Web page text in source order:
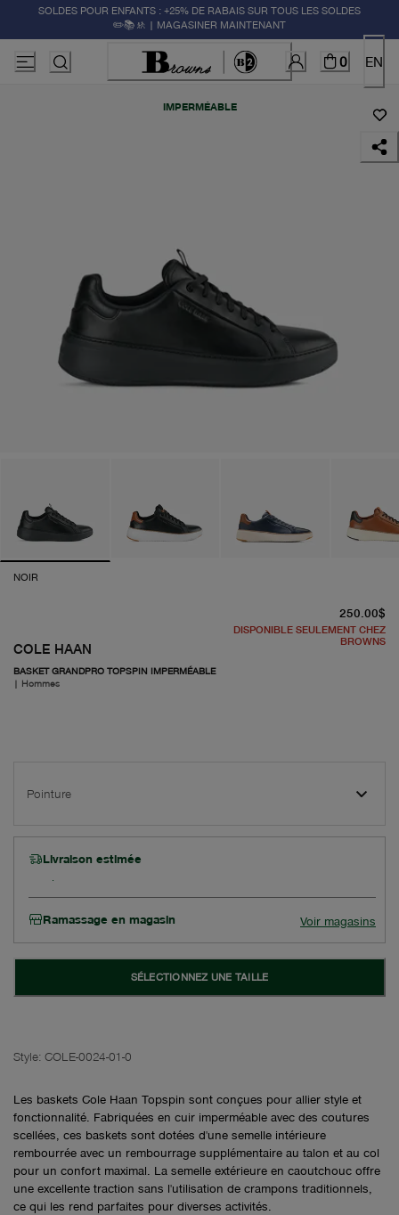
SOLDES POUR ENFANTS : +25% DE RABAIS SUR TOUS LES SOLDES
✏️📚🚸 | MAGASINER MAINTENANT
0 EN
IMPERMÉABLE
NOIR
COLE HAAN
BASKET GRANDPRO TOPSPIN IMPERMÉABLE
| Hommes
250.00$
DISPONIBLE SEULEMENT CHEZ
BROWNS
Pointure
Livraison estimée
Ramassage en magasin Voir magasins
SÉLECTIONNEZ UNE TAILLE
Style: COLE-0024-01-0
Les baskets Cole Haan Topspin sont conçues pour allier style et
fonctionnalité. Fabriquées en cuir imperméable avec des coutures
scellées, ces baskets sont dotées d'une semelle intérieure
rembourrée avec un rembourrage supplémentaire au talon et au col
pour un confort maximal. La semelle extérieure en caoutchouc offre
une excellente traction sans l'utilisation de crampons traditionnels,
ce qui les rend parfaites pour diverses activités.